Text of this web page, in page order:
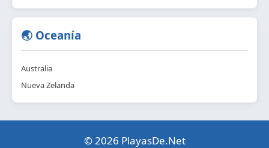
🌏 Oceanía
Australia
Nueva Zelanda
© 2026 PlayasDe.Net